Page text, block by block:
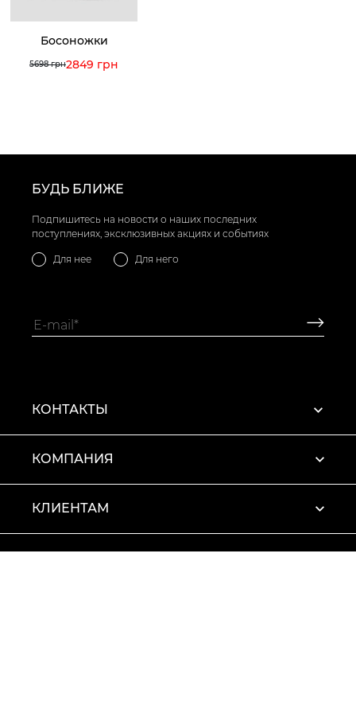
Босоножки
5698 грн2849 грн
БУДЬ БЛИЖЕ
Подпишитесь на новости о наших последних
поступлениях, эксклюзивных акциях и событиях
Для нее Для него
КОНТАКТЫ
КОМПАНИЯ
КЛИЕНТАМ